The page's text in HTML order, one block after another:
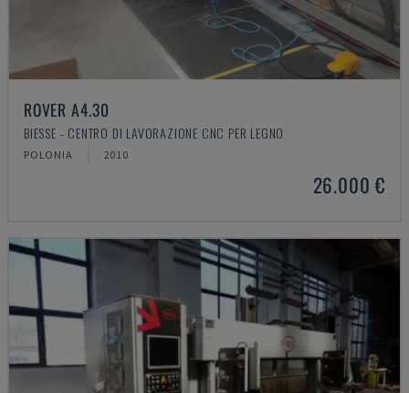
ROVER A4.30
BIESSE - CENTRO DI LAVORAZIONE CNC PER LEGNO
POLONIA 2010
26.000 €